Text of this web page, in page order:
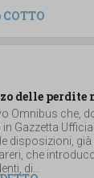
delle perdite
Omnibus che,
Gazzetta
disposizioni, già
che
di...